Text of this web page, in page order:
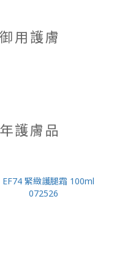
用護膚
護膚品